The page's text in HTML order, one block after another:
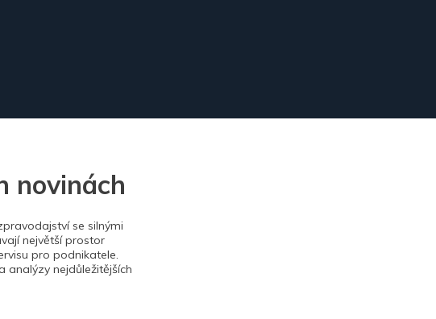
novinách
se silnými
největší prostor
pro podnikatele.
analýzy nejdůležitějších